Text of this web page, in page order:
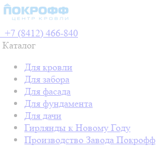
+7 (8412) 466-840
Каталог
Для кровли
Для забора
Для фасада
Для фундамента
Для дачи
Гирлянды к Новому Году
Производство Завода Покрофф